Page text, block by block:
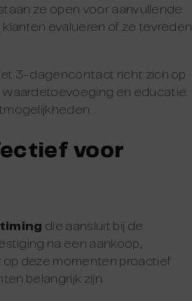
ze open voor aanvullende
evalueren of ze tevreden
3-dagencontact richt zich op
en educatie.
voor
die aansluit bij de
na een aankoop,
op deze momenten proactief
belangrijk zijn.